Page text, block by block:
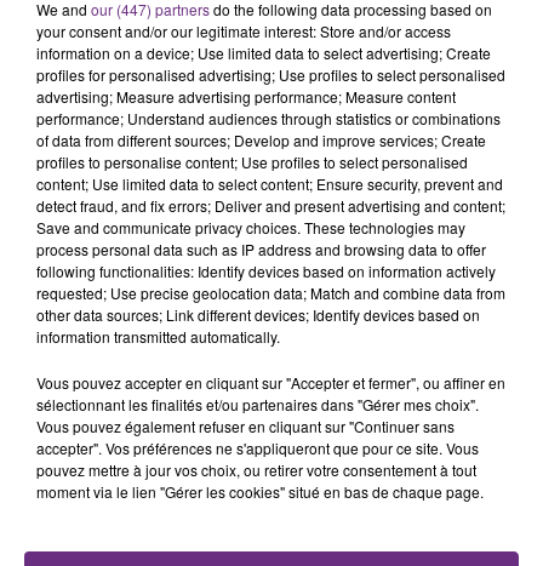
8h26
8h26
ALEX WARREN
Fever Dream
8h23
8h23
CYRIL
Stumblin' In
8h13
8h13 8h10
8h10
We and our (447) partnersdo the following data processing based on
your consent and/or our legitimate interest: Store and/or access
information on a device; Use limited data to select advertising; Create
profiles for personalised advertising; Use profiles to select personalised
advertising; Measure advertising performance; Measure content
performance; Understand audiences through statistics or combinations
of data from different sources; Develop and improve services; Create
profiles to personalise content; Use profiles to select personalised
content; Use limited data to select content; Ensure security, prevent and
detect fraud, and fix errors; Deliver and present advertising and content;
Save and communicate privacy choices. These technologies may
process personal data such as IP address and browsing data to offer
following functionalities: Identify devices based on information actively
requested; Use precise geolocation data; Match and combine data from
other data sources; Link different devices; Identify devices based on
information transmitted automatically.
Vous pouvez accepter en cliquant sur "Accepter et fermer", ou affiner en
sélectionnant les finalités et/ou partenaires dans "Gérer mes choix".
Vous pouvez également refuser en cliquant sur "Continuer sans
accepter". Vos préférences ne s'appliqueront que pour ce site. Vous
pouvez mettre à jour vos choix, ou retirer votre consentement à tout
moment via le lien "Gérer les cookies" situé en bas de chaque page.